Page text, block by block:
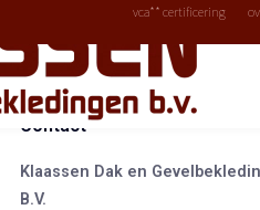
vca** certificering
Contact
Klaassen Dak en
B.V.